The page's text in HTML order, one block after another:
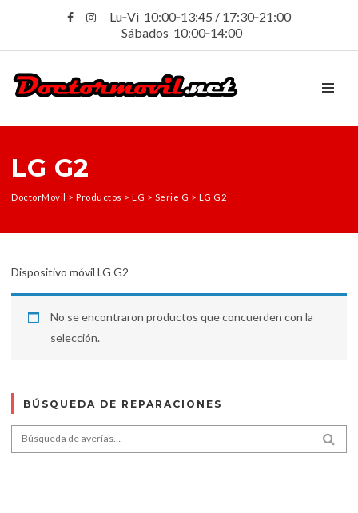
Lu‑Vi 10:00‑13:45 / 17:30‑21:00
Sábados 10:00‑14:00
LG G2
DoctorMovil > Productos > LG > Serie G > LG G2
Dispositivo móvil LG G2
No se encontraron productos que concuerden con la
selección.
BÚSQUEDA DE REPARACIONES
Search for: